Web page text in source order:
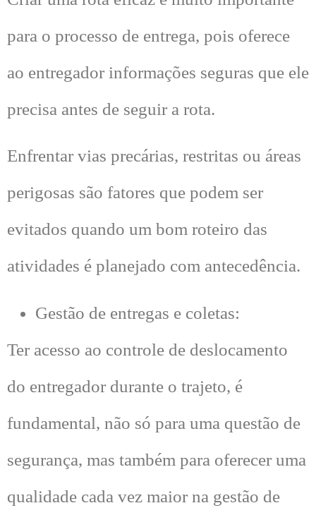
para o processo de entrega, pois oferece
ao entregador informações seguras que ele
precisa antes de seguir a rota.
Enfrentar vias precárias, restritas ou áreas
perigosas são fatores que podem ser
evitados quando um bom roteiro das
atividades é planejado com antecedência.
Gestão de entregas e coletas:
Ter acesso ao controle de deslocamento
do entregador durante o trajeto, é
fundamental, não só para uma questão de
segurança, mas também para oferecer uma
qualidade cada vez maior na gestão de